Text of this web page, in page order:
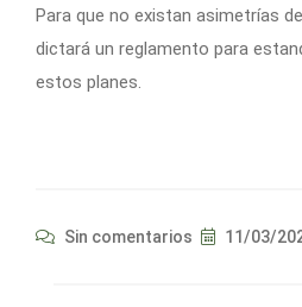
Para que no existan asimetrías
dictará un reglamento para
estos planes.
Sin comentarios 11/03/